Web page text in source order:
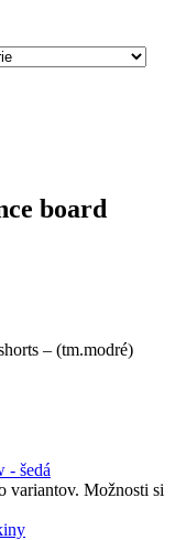
board
– (tm.modré)
variantov. Možnosti si